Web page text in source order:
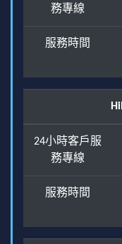
務專線
服務時間
24小時客戶服
務專線
服務時間